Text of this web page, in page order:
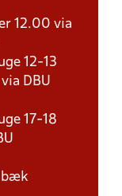
12.00 via
12-13
DBU
17-18